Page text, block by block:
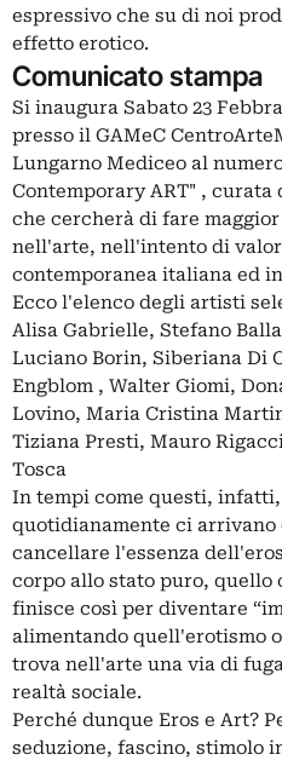
espressivo che su di noi
effetto erotico.
Comunicato stampa
Si inaugura Sabato 23
presso il GAMeC
Lungarno Mediceo al
Contemporary ART" , curata
che cercherà di fare
nell'arte, nell'intento di
contemporanea italiana ed
Ecco l'elenco degli artisti
Alisa Gabrielle, Stefano
Luciano Borin, Siberiana Di
Engblom , Walter Giomi,
Lovino, Maria Cristina
Tiziana Presti, Mauro
Tosca
In tempi come questi,
quotidianamente ci
cancellare l'essenza
corpo allo stato puro,
finisce così per diventare
alimentando quell'erotismo
trova nell'arte una via di
realtà sociale.
Perché dunque Eros e Art?
seduzione, fascino, stimolo